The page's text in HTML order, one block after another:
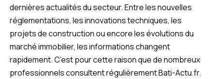
dernières actualités du secteur. Entre les nouvelles
réglementations, les innovations techniques, les
projets de construction ou encore les évolutions du
marché immobilier, les informations changent
rapidement. C’est pour cette raison que de nombreux
professionnels consultent régulièrement Bati-Actu.fr.